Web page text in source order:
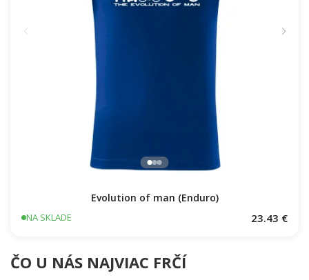
Evolution of man (Enduro)
NA SKLADE 23.43 €
ČO U NÁS NAJVIAC FRČÍ